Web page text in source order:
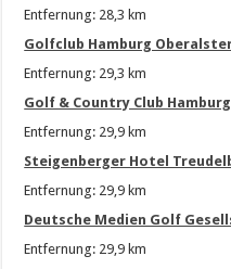
Entfernung: 28,3 km
Golfclub Hamburg
Entfernung: 29,3 km
Golf & Country Club
Entfernung: 29,9 km
Steigenberger Hotel
Entfernung: 29,9 km
Deutsche Medien Golf
Entfernung: 29,9 km